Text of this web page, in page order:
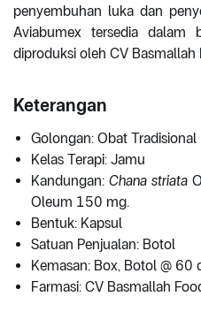
penyembuhan luka dan
Aviabumex tersedia dalam
diproduksi oleh CV Basmallah
Keterangan
Golongan: Obat Tradisional
Kelas Terapi: Jamu
Kandungan: Chana striata
Oleum 150 mg.
Bentuk: Kapsul
Satuan Penjualan: Botol
Kemasan: Box, Botol @
Farmasi: CV Basmallah